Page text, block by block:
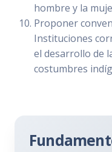
hombre y la
Proponer
Instituciones
el desarrollo de
costumbres